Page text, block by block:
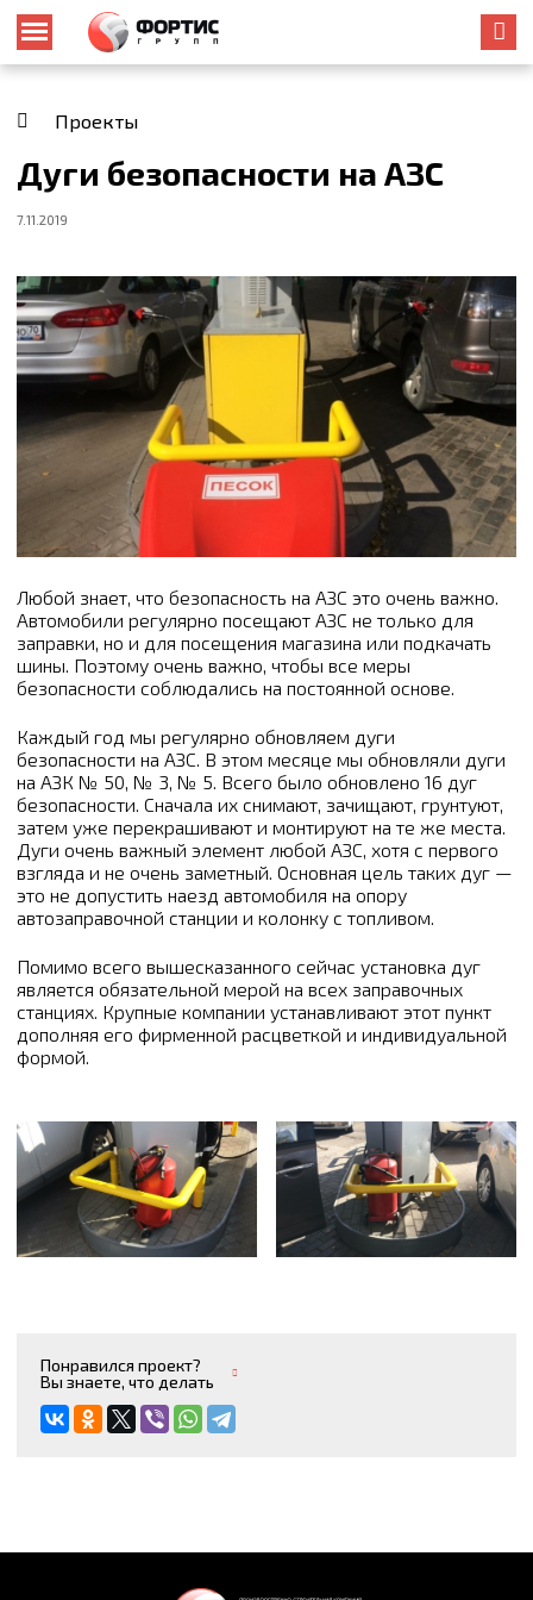
Проекты
Дуги безопасности на АЗС
7.11.2019
Любой знает, что безопасность на АЗС это очень важно.
Автомобили регулярно посещают АЗС не только для
заправки, но и для посещения магазина или подкачать
шины. Поэтому очень важно, чтобы все меры
безопасности соблюдались на постоянной основе.
Каждый год мы регулярно обновляем дуги
безопасности на АЗС. В этом месяце мы обновляли дуги
на АЗК № 50, № 3, № 5. Всего было обновлено 16 дуг
безопасности. Сначала их снимают, зачищают, грунтуют,
затем уже перекрашивают и монтируют на те же места.
Дуги очень важный элемент любой АЗС, хотя с первого
взгляда и не очень заметный. Основная цель таких дуг —
это не допустить наезд автомобиля на опору
автозаправочной станции и колонку с топливом.
Помимо всего вышесказанного сейчас установка дуг
является обязательной мерой на всех заправочных
станциях. Крупные компании устанавливают этот пункт
дополняя его фирменной расцветкой и индивидуальной
формой.
Понравился проект?
Вы знаете, что делать